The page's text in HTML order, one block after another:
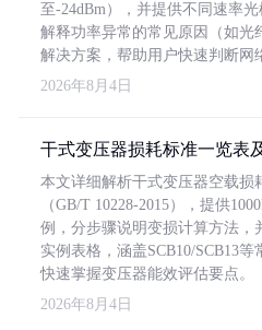
至-24dBm），并提供不同速率
解释功率异常的常见原因（如光
解决方案，帮助用户快速判断网
2026年8月4日
干式变压器损耗标准一览表
本文详细解析干式变压器空载损
（GB/T 10228-2015），提供
例，分步骤说明变损计算方法，
实例表格，涵盖SCB10/SCB13
快速掌握变压器能效评估要点。
2026年8月4日